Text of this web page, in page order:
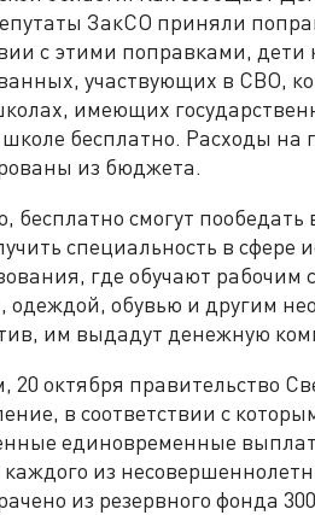
ЗакСО приняли
с этими поправками,
участвующих в СВО,
имеющих
бесплатно. Расходы на
из бюджета.
бесплатно смогут
специальность в сфере
где обучают рабочим
одеждой, обувью и другим
им выдадут денежную
октября правительство
в соответствии с
единовременные
из
из резервного фонда